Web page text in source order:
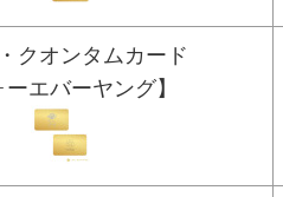
クオンタムカード
ーエバーヤング】